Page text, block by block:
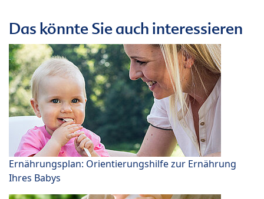
Das könnte Sie auch interessieren
Ernährungsplan: Orientierungshilfe zur Ernährung
Ihres Babys